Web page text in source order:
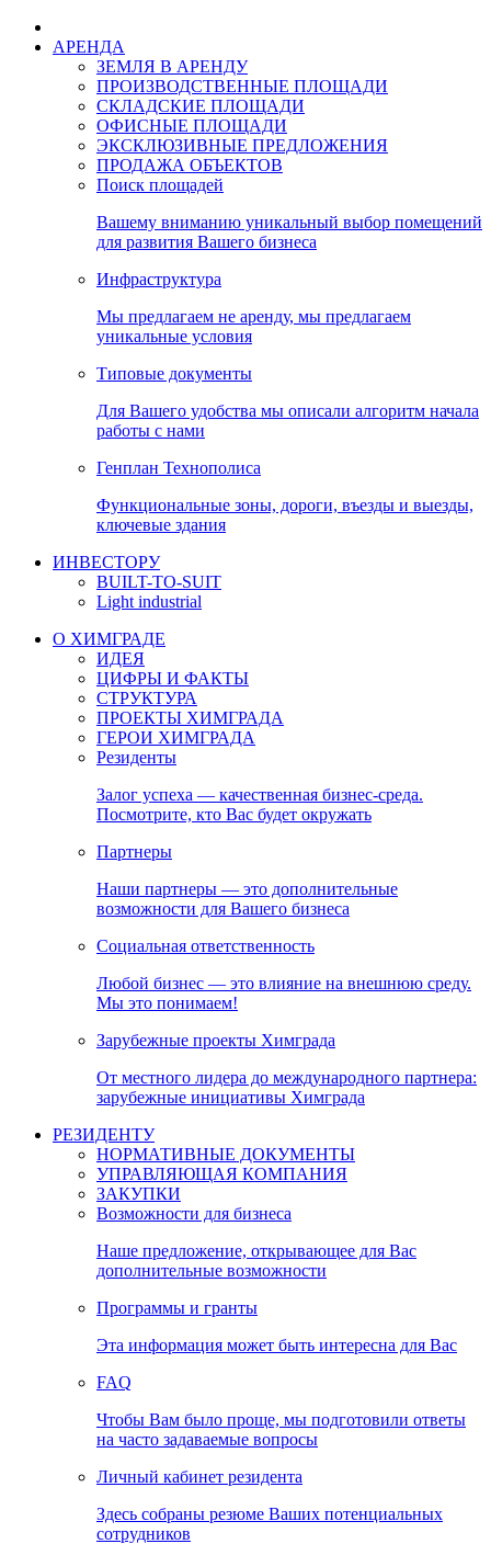
АРЕНДА
ЗЕМЛЯ В АРЕНДУ
ПРОИЗВОДСТВЕННЫЕ ПЛОЩАДИ
СКЛАДСКИЕ ПЛОЩАДИ
ОФИСНЫЕ ПЛОЩАДИ
ЭКСКЛЮЗИВНЫЕ ПРЕДЛОЖЕНИЯ
ПРОДАЖА ОБЪЕКТОВ
Поиск площадей
Вашему вниманию уникальный выбор помещений
для развития Вашего бизнеса
Инфраструктура
Мы предлагаем не аренду, мы предлагаем
уникальные условия
Типовые документы
Для Вашего удобства мы описали алгоритм начала
работы с нами
Генплан Технополиса
Функциональные зоны, дороги, въезды и выезды,
ключевые здания
ИНВЕСТОРУ
BUILT-TO-SUIT
Light industrial
О ХИМГРАДЕ
ИДЕЯ
ЦИФРЫ И ФАКТЫ
СТРУКТУРА
ПРОЕКТЫ ХИМГРАДА
ГЕРОИ ХИМГРАДА
Резиденты
Залог успеха — качественная бизнес-среда.
Посмотрите, кто Вас будет окружать
Партнеры
Наши партнеры — это дополнительные
возможности для Вашего бизнеса
Социальная ответственность
Любой бизнес — это влияние на внешнюю среду.
Мы это понимаем!
Зарубежные проекты Химграда
От местного лидера до международного партнера:
зарубежные инициативы Химграда
РЕЗИДЕНТУ
НОРМАТИВНЫЕ ДОКУМЕНТЫ
УПРАВЛЯЮЩАЯ КОМПАНИЯ
ЗАКУПКИ
Возможности для бизнеса
Наше предложение, открывающее для Вас
дополнительные возможности
Программы и гранты
Эта информация может быть интересна для Вас
FAQ
Чтобы Вам было проще, мы подготовили ответы
на часто задаваемые вопросы
Личный кабинет резидента
Здесь собраны резюме Ваших потенциальных
сотрудников